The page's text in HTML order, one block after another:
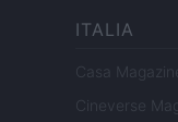
ITALIA
Casa Magazine
Cineverse